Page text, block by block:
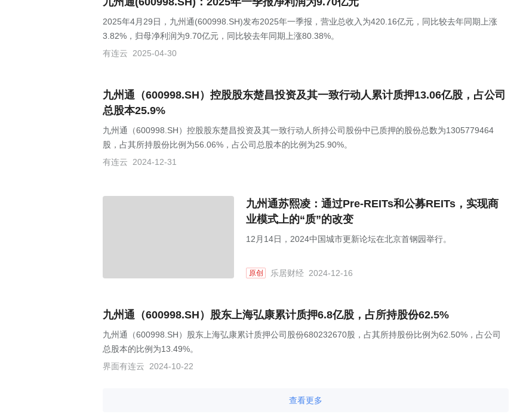
2025年4月29日，九州通(600998.SH)发布2025年一季报，营业总收入为420.16亿元，同比较去年同期上涨
3.82%，归母净利润为9.70亿元，同比较去年同期上涨80.38%。
有连云
2025-04-30
九州通（600998.SH）控股股东楚昌投资及其一致行动人累计质押13.06亿股，占公司
总股本25.9%
九州通（600998.SH）控股股东楚昌投资及其一致行动人所持公司股份中已质押的股份总数为1305779464
股，占其所持股份比例为56.06%，占公司总股本的比例为25.90%。
有连云
2024-12-31
九州通苏熙凌：通过Pre-REITs和公募REITs，实现商
业模式上的“质”的改变
12月14日，2024中国城市更新论坛在北京首钢园举行。
原创 乐居财经 2024-12-16
九州通（600998.SH）股东上海弘康累计质押6.8亿股，占所持股份62.5%
九州通（600998.SH）股东上海弘康累计质押公司股份680232670股，占其所持股份比例为62.50%，占公司
总股本的比例为13.49%。
界面有连云
2024-10-22
查看更多